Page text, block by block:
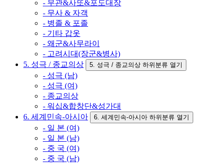
- 무관&사또&포도대장
- 무사 & 자객
- 병졸 & 포졸
- 기타 갑옷
- 왜군&사무라이
- 고려시대(장군&병사)
5. 성극 / 종교의상
5. 성극 / 종교의상 하위분류 열기
- 성극 (남)
- 성극 (여)
- 종교의상
- 워십&합창단&성가대
6. 세계민속-아시아
6. 세계민속-아시아 하위분류 열기
- 일 본 (여)
- 일 본 (남)
- 중 국 (여)
- 중 국 (남)